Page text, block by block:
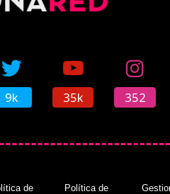
9k 35k 352
de
Política de